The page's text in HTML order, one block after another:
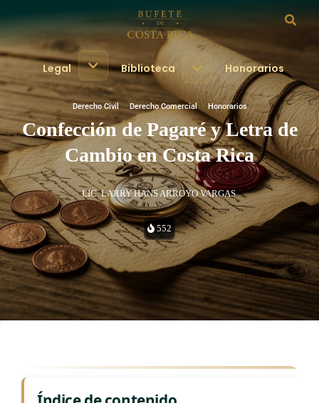
Legal Biblioteca Honorarios
Derecho Civil · Derecho Comercial· Honorarios
Confección de Pagaré y Letra de
Cambio en Costa Rica
LIC. LARRY HANS ARROYO VARGAS
552